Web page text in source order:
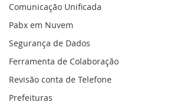
Comunicação Unificada
Pabx em Nuvem
Segurança de Dados
Ferramenta de Colaboração
Revisão conta de Telefone
Prefeituras